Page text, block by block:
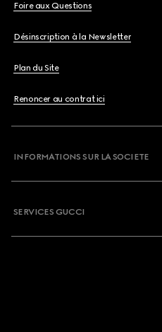
Foire aux Questions
Désinscription à la Newsletter
Plan du Site
Renoncer au contrat ici
INFORMATIONS SUR LA SOCIETE
SERVICES GUCCI